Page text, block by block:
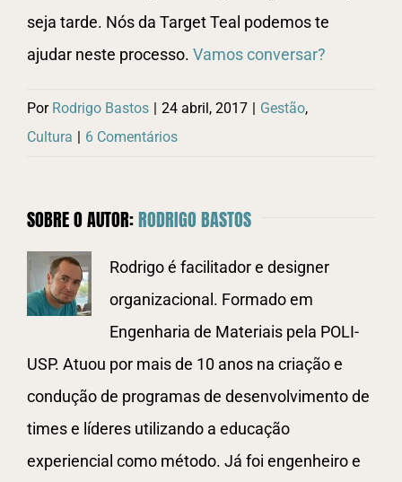
seja tarde. Nós da Target Teal podemos te
ajudar neste processo. Vamos conversar?
Por Rodrigo Bastos | 24 abril, 2017 | Gestão,
Cultura | 6 Comentários
SOBRE O AUTOR:RODRIGO BASTOS
Rodrigo é facilitador e designer
organizacional. Formado em
Engenharia de Materiais pela POLI-
USP. Atuou por mais de 10 anos na criação e
condução de programas de desenvolvimento de
times e líderes utilizando a educação
experiencial como método. Já foi engenheiro e